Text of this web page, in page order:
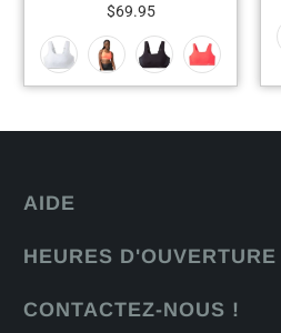
$69.95
AIDE
HEURES D'OUVERTURE
CONTACTEZ-NOUS !